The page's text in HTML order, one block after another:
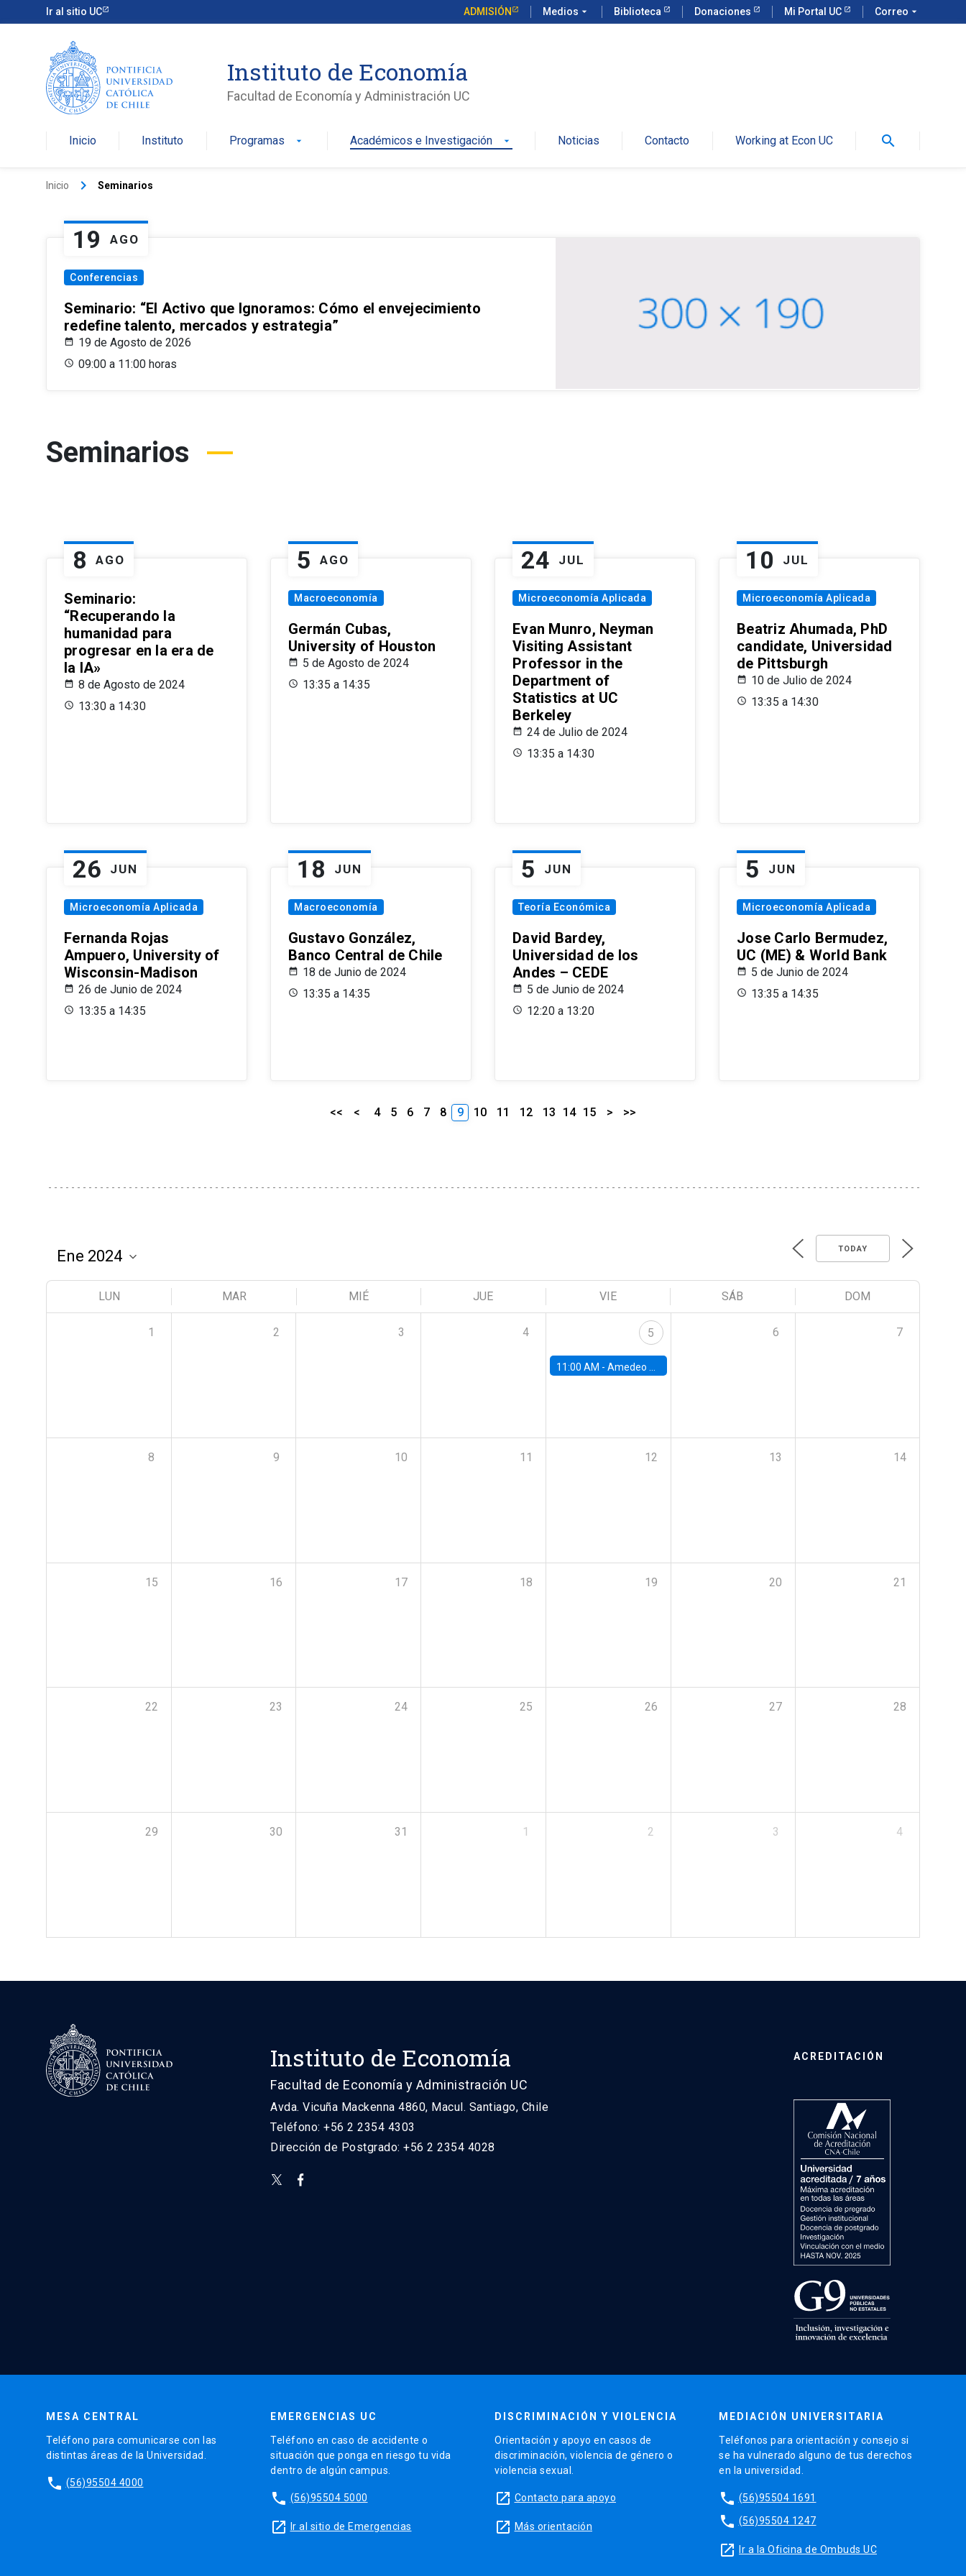
Ir al sitio UC ADMISIÓN Medios arrow_drop_down Biblioteca Donaciones Mi Portal UC Correo arrow_drop_down
Instituto de Economía
Facultad de Economía y Administración UC
Inicio Instituto Programas arrow_drop_down Académicos e Investigación arrow_drop_down Noticias Contacto Working at Econ UC search
Inicio keyboard_arrow_right Seminarios
19 AGO
Conferencias
Seminario: “El Activo que Ignoramos: Cómo el envejecimiento
redefine talento, mercados y estrategia”
19 de Agosto de 2026
09:00 a 11:00 horas
Seminarios
8 AGO
Seminario:
“Recuperando la
humanidad para
progresar en la era de
la IA»
8 de Agosto de 2024
13:30 a 14:30
5 AGO
Macroeconomía
Germán Cubas,
University of Houston
5 de Agosto de 2024
13:35 a 14:35
24 JUL
Microeconomía Aplicada
Evan Munro, Neyman
Visiting Assistant
Professor in the
Department of
Statistics at UC
Berkeley
24 de Julio de 2024
13:35 a 14:30
10 JUL
Microeconomía Aplicada
Beatriz Ahumada, PhD
candidate, Universidad
de Pittsburgh
10 de Julio de 2024
13:35 a 14:30
26 JUN
Microeconomía Aplicada
Fernanda Rojas
Ampuero, University of
Wisconsin-Madison
26 de Junio de 2024
13:35 a 14:35
18 JUN
Macroeconomía
Gustavo González,
Banco Central de Chile
18 de Junio de 2024
13:35 a 14:35
5 JUN
Teoría Económica
David Bardey,
Universidad de los
Andes – CEDE
5 de Junio de 2024
12:20 a 13:20
5 JUN
Microeconomía Aplicada
Jose Carlo Bermudez,
UC (ME) & World Bank
5 de Junio de 2024
13:35 a 14:35
<< < 4 5 6 7 8 9 10 11 12 13 14 15 > >>
TODAY
LUN MAR MIÉ JUE VIE SÁB DOM
1 2 3 4 5
11:00 AM - Amedeo Piolatto, Universidad Autónoma de Barcelona (UAB)
6 7
8 9 10 11 12 13 14
15 16 17 18 19 20 21
22 23 24 25 26 27 28
29 30 31 1 2 3 4
Instituto de Economía
Facultad de Economía y Administración UC
Avda. Vicuña Mackenna 4860, Macul. Santiago, Chile
Teléfono: +56 2 2354 4303
Dirección de Postgrado: +56 2 2354 4028
ACREDITACIÓN
MESA CENTRAL
Teléfono para comunicarse con las
distintas áreas de la Universidad.
phone (56)95504 4000
EMERGENCIAS UC
Teléfono en caso de accidente o
situación que ponga en riesgo tu vida
dentro de algún campus.
phone (56)95504 5000
launch Ir al sitio de Emergencias
DISCRIMINACIÓN Y VIOLENCIA
Orientación y apoyo en casos de
discriminación, violencia de género o
violencia sexual.
launch Contacto para apoyo
launch Más orientación
MEDIACIÓN UNIVERSITARIA
Teléfonos para orientación y consejo si
se ha vulnerado alguno de tus derechos
en la universidad.
phone (56)95504 1691
phone (56)95504 1247
launch Ir a la Oficina de Ombuds UC